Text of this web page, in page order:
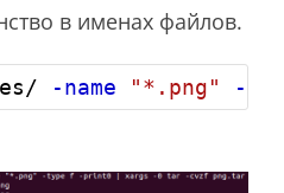
в именах файлов.
-name "*.png" -